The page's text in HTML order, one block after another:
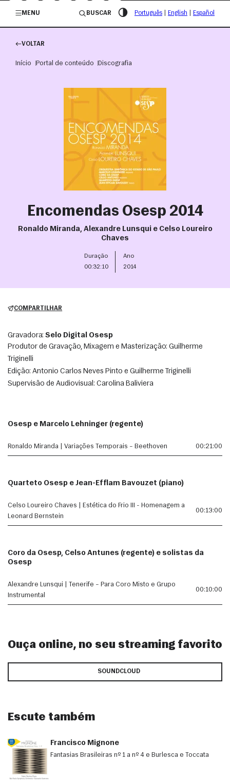
/governosp
MENU
BUSCAR Português English Español
VOLTAR
Início Portal de conteúdo Discografia
Encomendas Osesp 2014
Ronaldo Miranda, Alexandre Lunsqui e Celso Loureiro
Chaves
Duração
00:32:10
Ano
2014
COMPARTILHAR
Gravadora: Selo Digital Osesp
Produtor de Gravação, Mixagem e Masterização: Guilherme
Triginelli
Edição: Antonio Carlos Neves Pinto e Guilherme Triginelli
Supervisão de Audiovisual: Carolina Baliviera
Osesp e Marcelo Lehninger (regente)
Ronaldo Miranda | Variações Temporais – Beethoven 00:21:00
Quarteto Osesp e Jean-Efflam Bavouzet (piano)
Celso Loureiro Chaves | Estética do Frio III - Homenagem a
Leonard Bernstein
00:13:00
Coro da Osesp, Celso Antunes (regente) e solistas da
Osesp
Alexandre Lunsqui | Tenerife – Para Coro Misto e Grupo
Instrumental
00:10:00
Ouça online, no seu streaming favorito
SOUNDCLOUD
Escute também
Francisco Mignone
Fantasias Brasileiras nº 1 a nº 4 e Burlesca e Toccata